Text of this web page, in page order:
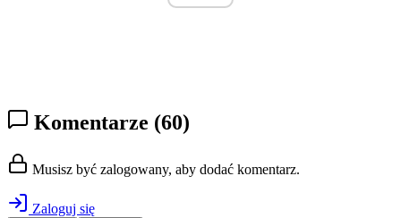
Komentarze (60)
Musisz być zalogowany, aby dodać komentarz.
Zaloguj się